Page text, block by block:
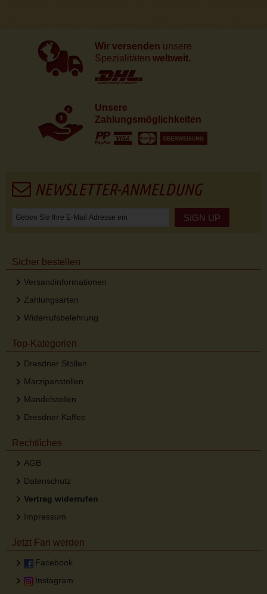
Wir versenden unsere
Spezialitäten weltweit.
Unsere
Zahlungsmöglichkeiten
NEWSLETTER-ANMELDUNG
SIGN UP
Sicher bestellen
Versandinformationen
Zahlungsarten
Widerrufsbelehrung
Top-Kategorien
Dresdner Stollen
Marzipanstollen
Mandelstollen
Dresdner Kaffee
Rechtliches
AGB
Datenschutz
Vertrag widerrufen
Impressum
Jetzt Fan werden
Facebook
Instagram